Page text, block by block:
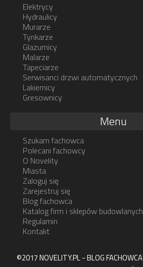
Elektrycy
Hydraulicy
Murarze
Tynkarze
Glazurnicy
Malarze
Tapeciarze
Serwisanci drzwi automatycznych
Lakiernicy
Gresownicy
Menu
Szukam fachowca
Polecani fachowcy
O Novelity
Miasta
Zaloguj się
Zarejestruj się
Blog fachowca
Katalog firm i sklepów budowlanych
Regulamin
Kontakt
©2017 NOVELITY.PL - BLOG FACHOWCA